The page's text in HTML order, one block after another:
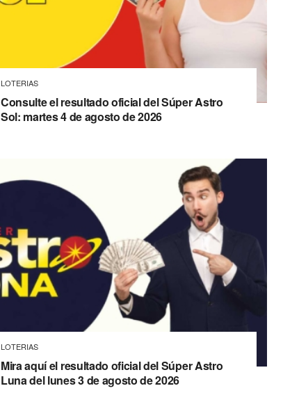
LOTERIAS
Consulte el resultado oficial del Súper Astro
Sol: martes 4 de agosto de 2026
LOTERIAS
Mira aquí el resultado oficial del Súper Astro
Luna del lunes 3 de agosto de 2026